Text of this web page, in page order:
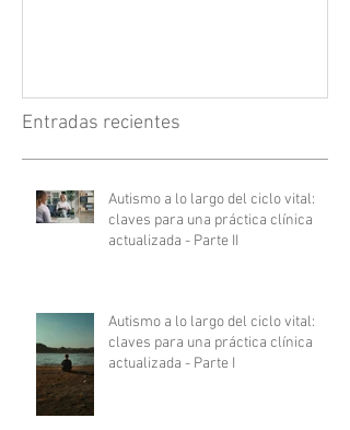
Entradas recientes
Autismo a lo largo del ciclo vital:
claves para una práctica clínica
actualizada - Parte II
Autismo a lo largo del ciclo vital:
claves para una práctica clínica
actualizada - Parte I